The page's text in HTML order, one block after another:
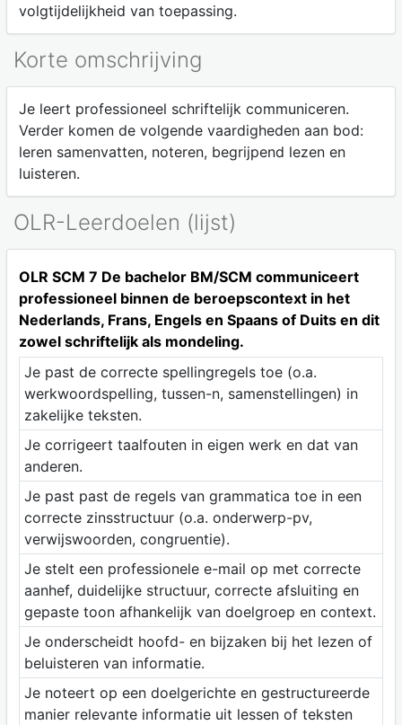
volgtijdelijkheid van toepassing.
Korte omschrijving
Je leert professioneel schriftelijk communiceren.
Verder komen de volgende vaardigheden aan bod:
leren samenvatten, noteren, begrijpend lezen en
luisteren.
OLR-Leerdoelen (lijst)
OLR SCM 7 De bachelor BM/SCM communiceert
professioneel binnen de beroepscontext in het
Nederlands, Frans, Engels en Spaans of Duits en dit
zowel schriftelijk als mondeling.
Je past de correcte spellingregels toe (o.a.
werkwoordspelling, tussen-n, samenstellingen) in
zakelijke teksten.
Je corrigeert taalfouten in eigen werk en dat van
anderen.
Je past past de regels van grammatica toe in een
correcte zinsstructuur (o.a. onderwerp-pv,
verwijswoorden, congruentie).
Je stelt een professionele e-mail op met correcte
aanhef, duidelijke structuur, correcte afsluiting en
gepaste toon afhankelijk van doelgroep en context.
Je onderscheidt hoofd- en bijzaken bij het lezen of
beluisteren van informatie.
Je noteert op een doelgerichte en gestructureerde
manier relevante informatie uit lessen of teksten